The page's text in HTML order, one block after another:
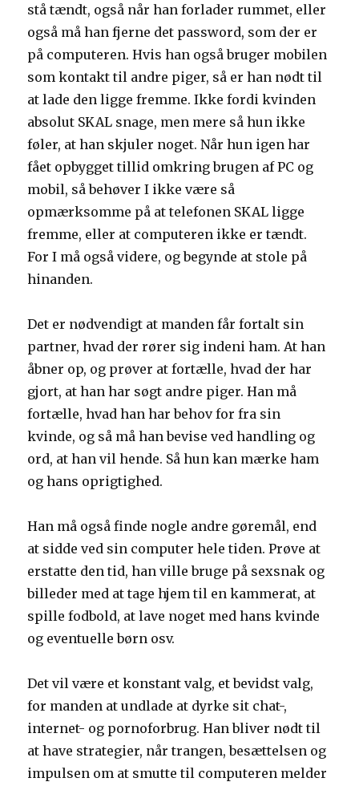
stå tændt, også når han forlader rummet, eller
også må han fjerne det password, som der er
på computeren. Hvis han også bruger mobilen
som kontakt til andre piger, så er han nødt til
at lade den ligge fremme. Ikke fordi kvinden
absolut SKAL snage, men mere så hun ikke
føler, at han skjuler noget. Når hun igen har
fået opbygget tillid omkring brugen af PC og
mobil, så behøver I ikke være så
opmærksomme på at telefonen SKAL ligge
fremme, eller at computeren ikke er tændt.
For I må også videre, og begynde at stole på
hinanden.
Det er nødvendigt at manden får fortalt sin
partner, hvad der rører sig indeni ham. At han
åbner op, og prøver at fortælle, hvad der har
gjort, at han har søgt andre piger. Han må
fortælle, hvad han har behov for fra sin
kvinde, og så må han bevise ved handling og
ord, at han vil hende. Så hun kan mærke ham
og hans oprigtighed.
Han må også finde nogle andre gøremål, end
at sidde ved sin computer hele tiden. Prøve at
erstatte den tid, han ville bruge på sexsnak og
billeder med at tage hjem til en kammerat, at
spille fodbold, at lave noget med hans kvinde
og eventuelle børn osv.
Det vil være et konstant valg, et bevidst valg,
for manden at undlade at dyrke sit chat-,
internet- og pornoforbrug. Han bliver nødt til
at have strategier, når trangen, besættelsen og
impulsen om at smutte til computeren melder